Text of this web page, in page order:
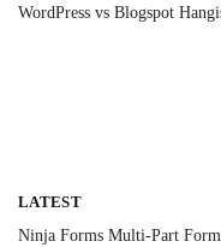
WordPress vs Blogspot
LATEST
Ninja Forms Multi-Part